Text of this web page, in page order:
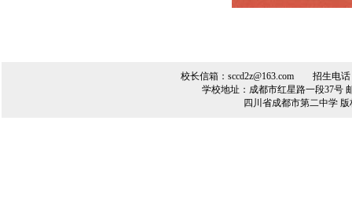
校长信箱：sccd2z@163.com 招生电话
学校地址：成都市红星路一段37号
四川省成都市第二中学 版